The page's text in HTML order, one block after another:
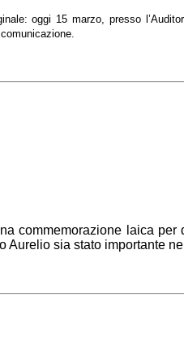
oggi 15 marzo, presso
commemorazione laica
sia stato importante